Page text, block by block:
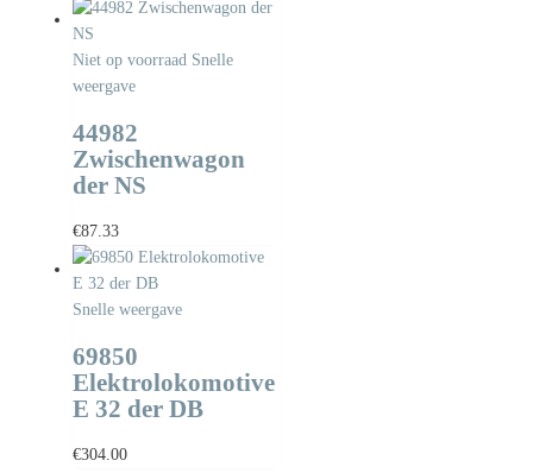
Niet op voorraad Snelle
weergave
44982
Zwischenwagon
der NS
€87.33
Snelle weergave
69850
Elektrolokomotive
E 32 der DB
€304.00